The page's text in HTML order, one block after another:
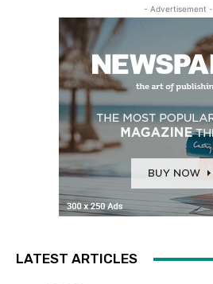
- Advertisement -
LATEST ARTICLES